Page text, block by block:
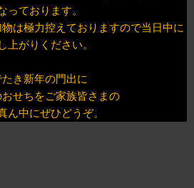
っております。
は極力控えておりますので当日中に
上がりください。
き新年の門出に
せちをご家族皆さまの
ん中にぜひどうぞ。